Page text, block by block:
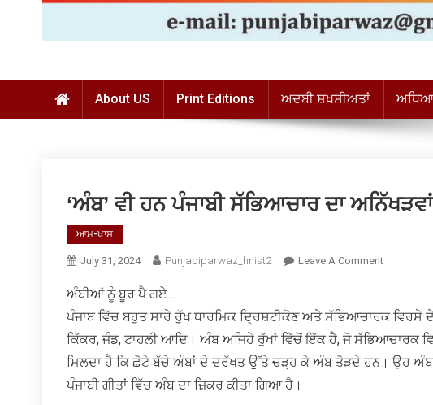
About US Print Editions ਅਦਬੀ ਸ਼ਖਸੀਅਤਾਂ
‘ਅੰਬ’ ਵੀ ਹਨ ਪੰਜਾਬੀ ਸੱਭਿਆਚਾਰ ਦਾ
ਆਮ-ਖਾਸ
July 31, 2024 Punjabiparwaz_hnist2 Leave A CommentOn
ਹਨ
ਪੰਜਾਬੀ
ਸੱਭਿਆਚਾਰ
ਦਾ
ਅੰਬੀਆਂ ਨੂੰ ਬੂਰ ਪੈ ਗਏ…
ਪੰਜਾਬ ਵਿੱਚ ਬਹੁਤ ਸਾਰੇ ਰੁੱਖ ਧਾਰਮਿਕ ਦ੍ਰਿਸ਼ਟੀਕੋਣ ਅਤੇ ਸੱਭਿਆਚਾਰਕ ਵਿਰਸੇ
ਕਿੱਕਰ, ਜੰਡ, ਟਾਹਲੀ ਆਦਿ। ਅੰਬ ਅਜਿਹੇ ਰੁੱਖਾਂ ਵਿੱਚੋਂ ਇੱਕ ਹੈ, ਜੋ ਸੱਭਿਆਚਾਰਕ
ਮਿਲਦਾ ਹੈ ਕਿ ਛੋਟੇ ਬੱਚੇ ਅੰਬਾਂ ਦੇ ਦਰੱਖਤ ਉੱਤੇ ਚੜ੍ਹ ਕੇ ਅੰਬ ਤੋੜਦੇ ਹਨ। ਉਹ ਅੰਬ
ਪੰਜਾਬੀ ਗੀਤਾਂ ਵਿੱਚ ਅੰਬ ਦਾ ਜ਼ਿਕਰ ਕੀਤਾ ਗਿਆ ਹੈ।